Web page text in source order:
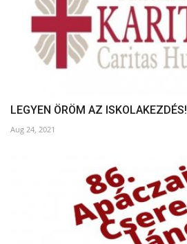
LEGYEN ÖRÖM AZ ISKOLAKEZDÉS!
Aug 24, 2021